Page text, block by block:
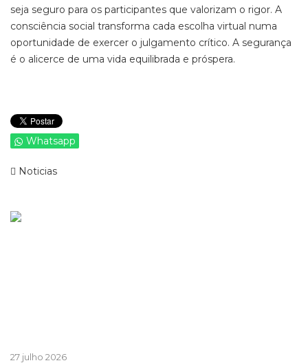
seja seguro para os participantes que valorizam o rigor. A
consciência social transforma cada escolha virtual numa
oportunidade de exercer o julgamento crítico. A segurança
é o alicerce de uma vida equilibrada e próspera.
Whatsapp
Noticias
27 julho 2026